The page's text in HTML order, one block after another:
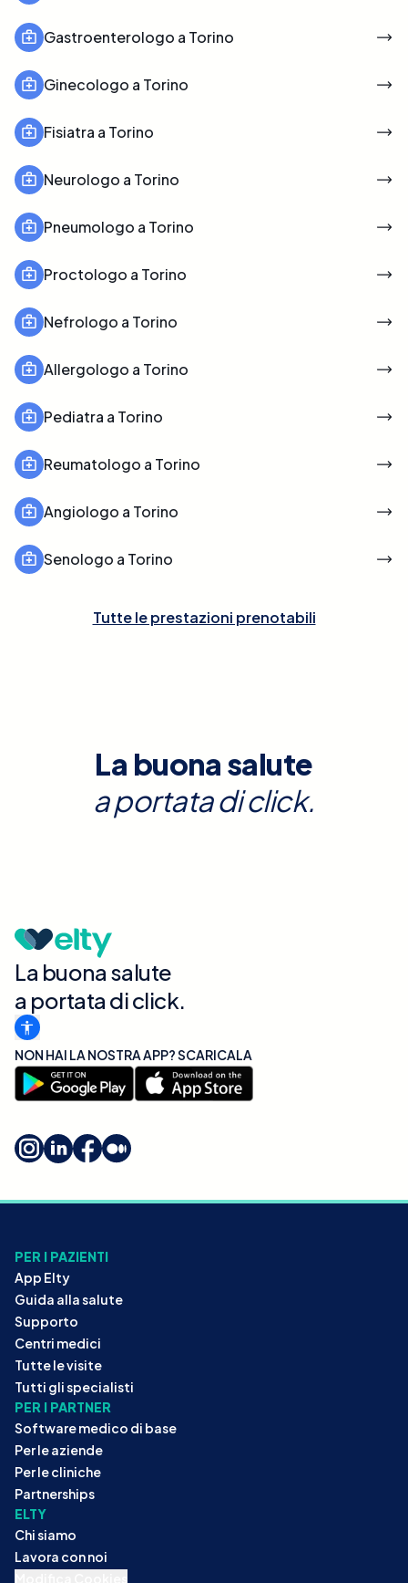
Gastroenterologo a Torino
Ginecologo a Torino
Fisiatra a Torino
Neurologo a Torino
Pneumologo a Torino
Proctologo a Torino
Nefrologo a Torino
Allergologo a Torino
Pediatra a Torino
Reumatologo a Torino
Angiologo a Torino
Senologo a Torino
Tutte le prestazioni prenotabili
La buona salute
a portata di click.
La buona salute
a portata di click.
NON HAI LA NOSTRA APP? SCARICALA
PER I PAZIENTI
App Elty
Guida alla salute
Supporto
Centri medici
Tutte le visite
Tutti gli specialisti
PER I PARTNER
Software medico di base
Per le aziende
Per le cliniche
Partnerships
ELTY
Chi siamo
Lavora con noi